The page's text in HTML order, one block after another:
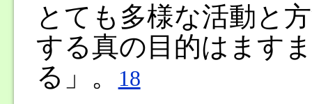
とても多様な活動と
する真の目的はます
る」。
18